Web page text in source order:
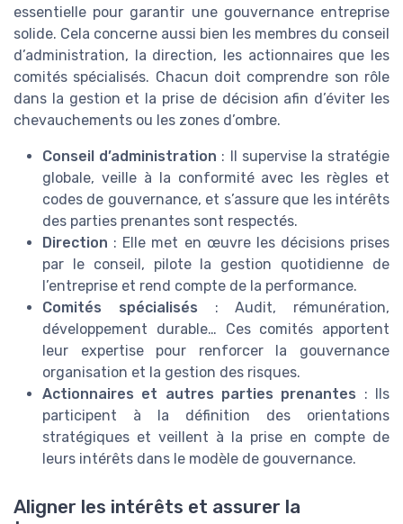
essentielle pour garantir une gouvernance entreprise
solide. Cela concerne aussi bien les membres du conseil
d’administration, la direction, les actionnaires que les
comités spécialisés. Chacun doit comprendre son rôle
dans la gestion et la prise de décision afin d’éviter les
chevauchements ou les zones d’ombre.
Conseil d’administration : Il supervise la stratégie
globale, veille à la conformité avec les règles et
codes de gouvernance, et s’assure que les intérêts
des parties prenantes sont respectés.
Direction : Elle met en œuvre les décisions prises
par le conseil, pilote la gestion quotidienne de
l’entreprise et rend compte de la performance.
Comités spécialisés : Audit, rémunération,
développement durable… Ces comités apportent
leur expertise pour renforcer la gouvernance
organisation et la gestion des risques.
Actionnaires et autres parties prenantes : Ils
participent à la définition des orientations
stratégiques et veillent à la prise en compte de
leurs intérêts dans le modèle de gouvernance.
Aligner les intérêts et assurer la